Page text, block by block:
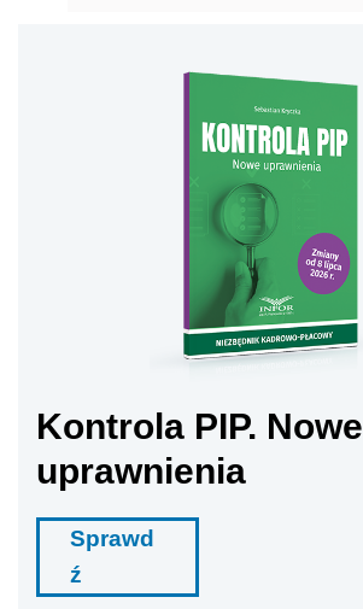
Kontrola PIP. Nowe
uprawnienia
Sprawd
ź